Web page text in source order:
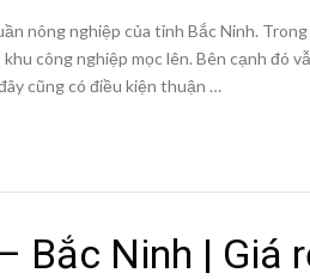
nông nghiệp của tỉnh Bắc Ninh.
công nghiệp mọc lên. Bên cạnh đó
cũng có điều kiện thuận …
Bắc Ninh | Giá